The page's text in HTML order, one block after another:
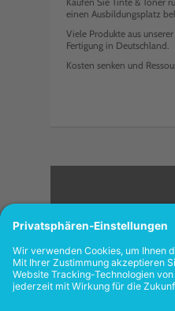
einen Ausbildungsplatz
Viele Produkte aus unserer
Fertigung in Deutschland.
Kosten senken und